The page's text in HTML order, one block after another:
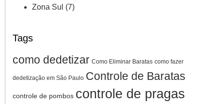
Zona Sul (7)
Tags
como dedetizar Como Eliminar Baratas como fazer
dedetização em São Paulo Controle de Baratas
controle de pombos controle de pragas